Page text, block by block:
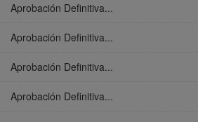
Aprobación Definitiva...
Aprobación Definitiva...
Aprobación Definitiva...
Aprobación Definitiva...